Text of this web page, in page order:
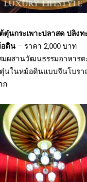
นกระเพาะปลาสด ปลิงท
อดิน – ราคา 2,000 บาท
มผสานวัฒนธรรมอาหาร
นในหม้อดินแบบจีนโบร
ก